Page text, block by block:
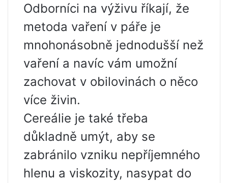
Odborníci na výživu říkají, že
metoda vaření v páře je
mnohonásobně jednodušší než
vaření a navíc vám umožní
zachovat v obilovinách o něco
více živin.
Cereálie je také třeba
důkladně umýt, aby se
zabránilo vzniku nepříjemného
hlenu a viskozity, nasypat do